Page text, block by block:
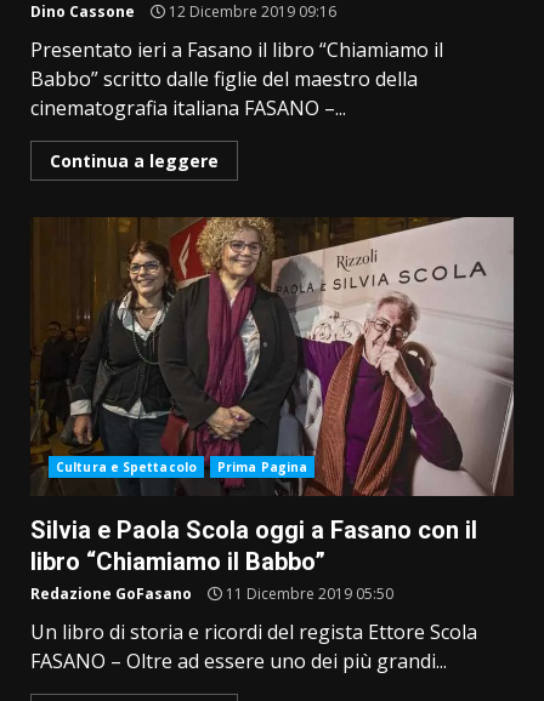
Dino Cassone 12 Dicembre 2019 09:16
Presentato ieri a Fasano il libro “Chiamiamo il
Babbo” scritto dalle figlie del maestro della
cinematografia italiana FASANO –...
Continua a leggere
Cultura e Spettacolo Prima Pagina
Silvia e Paola Scola oggi a Fasano con il
libro “Chiamiamo il Babbo”
Redazione GoFasano 11 Dicembre 2019 05:50
Un libro di storia e ricordi del regista Ettore Scola
FASANO – Oltre ad essere uno dei più grandi...